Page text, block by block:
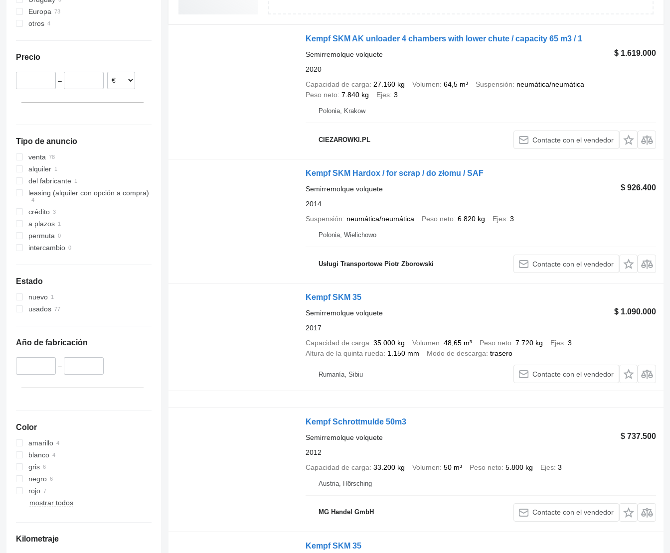
Europa
Hungría
Países Bajos
otros
Precio
–
Tipo de anuncio
venta
alquiler
del fabricante
leasing (alquiler con opción a compra)
crédito
a plazos
permuta
intercambio
Estado
nuevo
usados
Año de fabricación
–
Color
amarillo
blanco
gris
negro
rojo
mostrar todos
Kilometraje
Kempf SKM AK unloader 4 chambers with lower chute / capacity 65 m3 / 1
$ 1.619.000
Semirremolque volquete
2020
Capacidad de carga
27.160 kg Volumen 64,5 m³ Suspensión
neumática/neumática
Peso neto 7.840 kg Ejes 3
Polonia, Krakow
CIEZAROWKI.PL Contacte con el vendedor
Kempf SKM Hardox / for scrap / do złomu / SAF
$ 926.400
Semirremolque volquete
2014
Suspensión
neumática/neumática Peso neto 6.820 kg Ejes 3
Polonia, Wielichowo
Usługi Transportowe Piotr Zborowski Contacte con el vendedor
Kempf SKM 35
$ 1.090.000
Semirremolque volquete
2017
Capacidad de carga 35.000 kg Volumen 48,65 m³ Peso neto 7.720 kg Ejes 3
Altura de la quinta rueda
1.150 mm Modo de descarga trasero
Rumanía, Sibiu Contacte con el vendedor
Kempf Schrottmulde 50m3
$ 737.500
Semirremolque volquete
2012
Capacidad de carga 33.200 kg Volumen 50 m³ Peso neto 5.800 kg Ejes 3
Austria, Hörsching
MG Handel GmbH Contacte con el vendedor
Kempf SKM 35